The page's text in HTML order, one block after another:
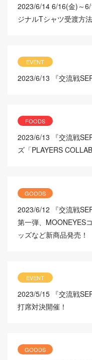
2023/6/14 6/16(金)～
ジナルTシャツ受渡方
EVENT
2023/6/13 『交流戦
FOODS
2023/6/13
『交流戦
ズ「PLAYERS
GOODS
2023/6/12
『交流戦
第一弾、MOONEYES
ッズなど新商品発売！
EVENT
2023/5/15 『交流戦
打席対決開催！
GOODS